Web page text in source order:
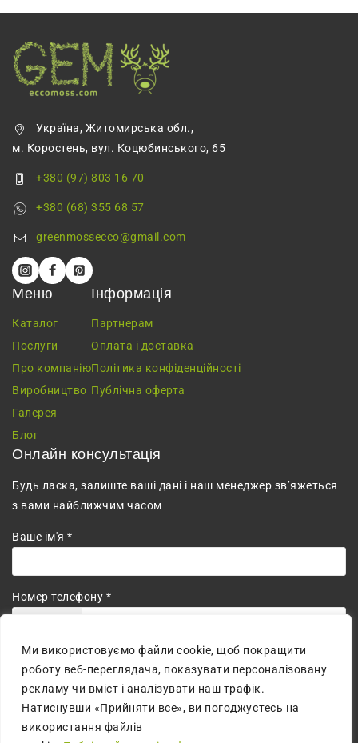
Ми використовуємо файли cookie, щоб покращити
роботу веб-переглядача, показувати персоналізовану
рекламу чи вміст і аналізувати наш трафік.
Натиснувши «Прийняти все», ви погоджуєтесь на
використання файлів
Україна, Житомирська обл.,
м. Коростень, вул. Коцюбинського, 65
+380 (97) 803 16 70
+380 (68) 355 68 57
greenmossecco@gmail.com
Меню
Каталог
Послуги
Про компанію
Виробництво
Галерея
Блог
Інформація
Партнерам
Оплата і доставка
Політика конфіденційності
Публічна оферта
Онлайн консультація
Будь ласка, залиште ваші дані і наш менеджер зв’яжеться
з вами найближчим часом
Ваше ім'я *
Номер телефону *
Погоджуюсь на обробку персональних даних.